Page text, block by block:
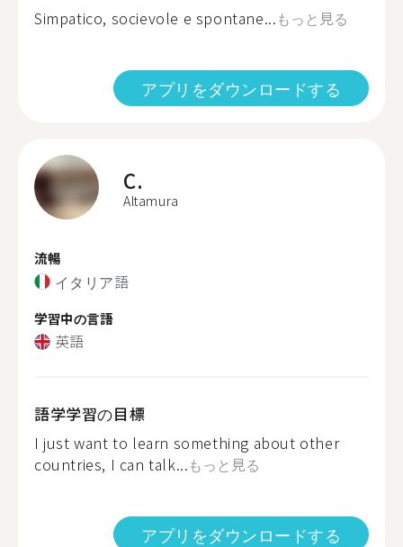
Simpatico, socievole e spontane...もっと見る
アプリをダウンロードする
C.
Altamura
流暢
イタリア語
学習中の言語
英語
語学学習の目標
I just want to learn something about other
countries, I can talk...もっと見る
アプリをダウンロードする